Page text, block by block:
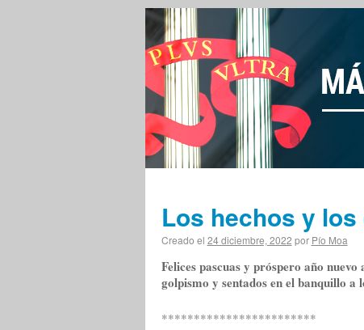
Los hechos y los
Creado el 24 diciembre, 2022 por Pío Moa
Felices pascuas y próspero año
golpismo y sentados en el banquillo a
************************